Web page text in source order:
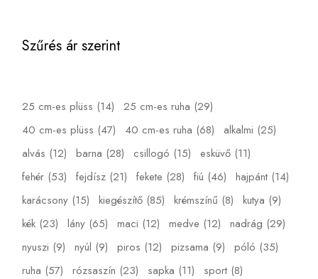
Szűrés ár szerint
25 cm-es plüss (14) 25 cm-es ruha (29)
40 cm-es plüss (47) 40 cm-es ruha (68) alkalmi (25)
alvás (12) barna (28) csillogó (15) esküvő (11)
fehér (53) fejdísz (21) fekete (28) fiú (46) hajpánt (14)
karácsony (15) kiegészítő (85) krémszínű (8) kutya (9)
kék (23) lány (65) maci (12) medve (12) nadrág (29)
nyuszi (9) nyúl (9) piros (12) pizsama (9) póló (35)
ruha (57) rózsaszín (23) sapka (11) sport (8)